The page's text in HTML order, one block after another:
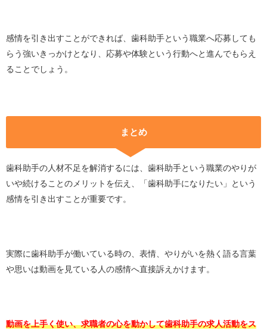
感情を引き出すことができれば、歯科助手という職業へ応募しても
らう強いきっかけとなり、応募や体験という行動へと進んでもらえ
ることでしょう。
まとめ
歯科助手の人材不足を解消するには、歯科助手という職業のやりが
いや続けることのメリットを伝え、「歯科助手になりたい」という
感情を引き出すことが重要です。
実際に歯科助手が働いている時の、表情、やりがいを熱く語る言葉
や思いは動画を見ている人の感情へ直接訴えかけます。
動画を上手く使い、求職者の心を動かして歯科助手の求人活動をス